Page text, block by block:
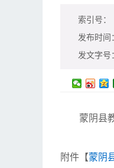
索引号：
发布时间
发文字号
蒙阴县
附件【蒙阴